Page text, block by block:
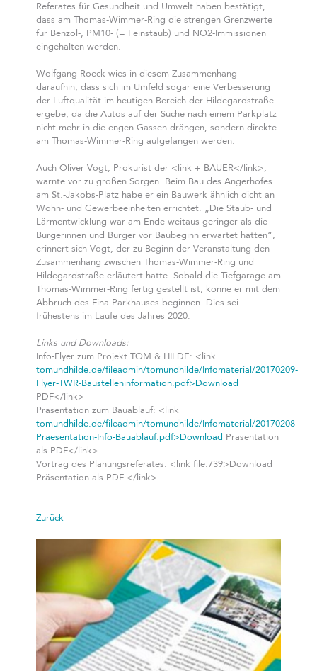
Referates für Gesundheit und Umwelt haben bestätigt,
dass am Thomas-Wimmer-Ring die strengen Grenzwerte
für Benzol-, PM10- (= Feinstaub) und NO2-Immissionen
eingehalten werden.
Wolfgang Roeck wies in diesem Zusammenhang
daraufhin, dass sich im Umfeld sogar eine Verbesserung
der Luftqualität im heutigen Bereich der Hildegardstraße
ergebe, da die Autos auf der Suche nach einem Parkplatz
nicht mehr in die engen Gassen drängen, sondern direkte
am Thomas-Wimmer-Ring aufgefangen werden.
Auch Oliver Vogt, Prokurist der <link + BAUER</link>,
warnte vor zu großen Sorgen. Beim Bau des Angerhofes
am St.-Jakobs-Platz habe er ein Bauwerk ähnlich dicht an
Wohn- und Gewerbeeinheiten errichtet. „Die Staub- und
Lärmentwicklung war am Ende weitaus geringer als die
Bürgerinnen und Bürger vor Baubeginn erwartet hatten“,
erinnert sich Vogt, der zu Beginn der Veranstaltung den
Zusammenhang zwischen Thomas-Wimmer-Ring und
Hildegardstraße erläutert hatte. Sobald die Tiefgarage am
Thomas-Wimmer-Ring fertig gestellt ist, könne er mit dem
Abbruch des Fina-Parkhauses beginnen. Dies sei
frühestens im Laufe des Jahres 2020.
Links und Downloads:
Info-Flyer zum Projekt TOM & HILDE: <link
tomundhilde.de/fileadmin/tomundhilde/Infomaterial/20170209-
Flyer-TWR-Baustelleninformation.pdf>Download
PDF</link>
Präsentation zum Bauablauf: <link
tomundhilde.de/fileadmin/tomundhilde/Infomaterial/20170208-
Praesentation-Info-Bauablauf.pdf>Download
Präsentation
als PDF</link>
Vortrag des Planungsreferates: <link file:739>Download
Präsentation als PDF </link>
Zurück